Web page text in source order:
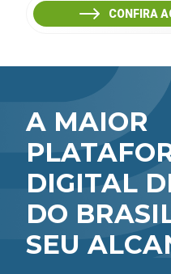
CONFIRA
A MAIOR
DIGITAL
DO
SEU